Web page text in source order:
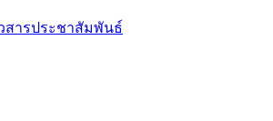
สารประชาสัมพันธ์